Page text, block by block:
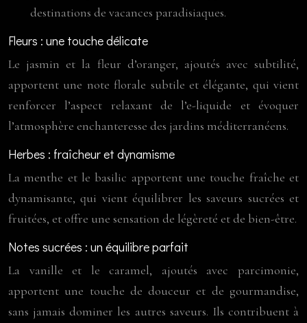
destinations de vacances paradisiaques.
Fleurs : une touche délicate
Le jasmin et la fleur d’oranger, ajoutés avec subtilité,
apportent une note florale subtile et élégante, qui vient
renforcer l’aspect relaxant de l’e-liquide et évoquer
l’atmosphère enchanteresse des jardins méditerranéens.
Herbes : fraîcheur et dynamisme
La menthe et le basilic apportent une touche fraîche et
dynamisante, qui vient équilibrer les saveurs sucrées et
fruitées, et offre une sensation de légèreté et de bien-être.
Notes sucrées : un équilibre parfait
La vanille et le caramel, ajoutés avec parcimonie,
apportent une touche de douceur et de gourmandise,
sans jamais dominer les autres saveurs. Ils contribuent à